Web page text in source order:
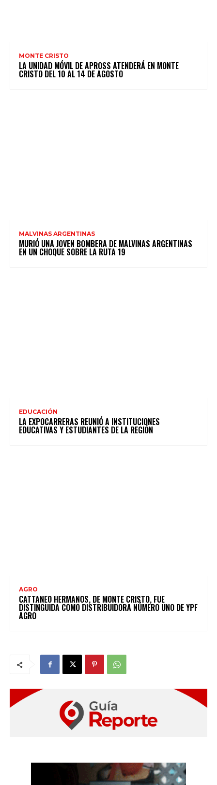
MONTE CRISTO
LA UNIDAD MÓVIL DE APROSS ATENDERÁ EN MONTE
CRISTO DEL 10 AL 14 DE AGOSTO
MALVINAS ARGENTINAS
MURIÓ UNA JOVEN BOMBERA DE MALVINAS ARGENTINAS
EN UN CHOQUE SOBRE LA RUTA 19
EDUCACIÓN
LA EXPOCARRERAS REUNIÓ A INSTITUCIONES
EDUCATIVAS Y ESTUDIANTES DE LA REGIÓN
AGRO
CATTANEO HERMANOS, DE MONTE CRISTO, FUE
DISTINGUIDA COMO DISTRIBUIDORA NÚMERO UNO DE YPF
AGRO